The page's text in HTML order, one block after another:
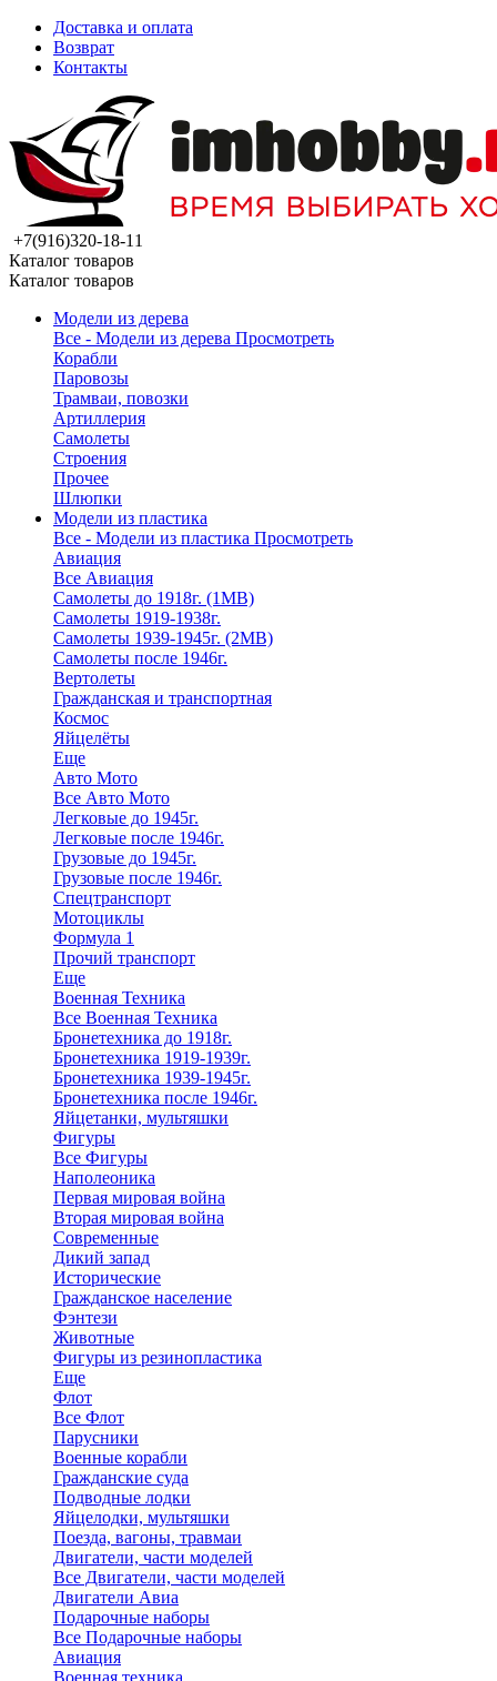
Доставка и оплата
Возврат
Контакты
+7(916)320-18-11
Каталог товаров
Каталог товаров
Модели из дерева
Все - Модели из дерева Просмотреть
Корабли
Паровозы
Трамваи, повозки
Артиллерия
Самолеты
Строения
Прочее
Шлюпки
Модели из пластика
Все - Модели из пластика Просмотреть
Авиация
Все Авиация
Самолеты до 1918г. (1МВ)
Самолеты 1919-1938г.
Самолеты 1939-1945г. (2МВ)
Самолеты после 1946г.
Вертолеты
Гражданская и транспортная
Космос
Яйцелёты
Еще
Авто Мото
Все Авто Мото
Легковые до 1945г.
Легковые после 1946г.
Грузовые до 1945г.
Грузовые после 1946г.
Спецтранспорт
Мотоциклы
Формула 1
Прочий транспорт
Еще
Военная Техника
Все Военная Техника
Бронетехника до 1918г.
Бронетехника 1919-1939г.
Бронетехника 1939-1945г.
Бронетехника после 1946г.
Яйцетанки, мультяшки
Фигуры
Все Фигуры
Наполеоника
Первая мировая война
Вторая мировая война
Современные
Дикий запад
Исторические
Гражданское население
Фэнтези
Животные
Фигуры из резинопластика
Еще
Флот
Все Флот
Парусники
Военные корабли
Гражданские суда
Подводные лодки
Яйцелодки, мультяшки
Поезда, вагоны, травмаи
Двигатели, части моделей
Все Двигатели, части моделей
Двигатели Авиа
Подарочные наборы
Все Подарочные наборы
Авиация
Военная техника